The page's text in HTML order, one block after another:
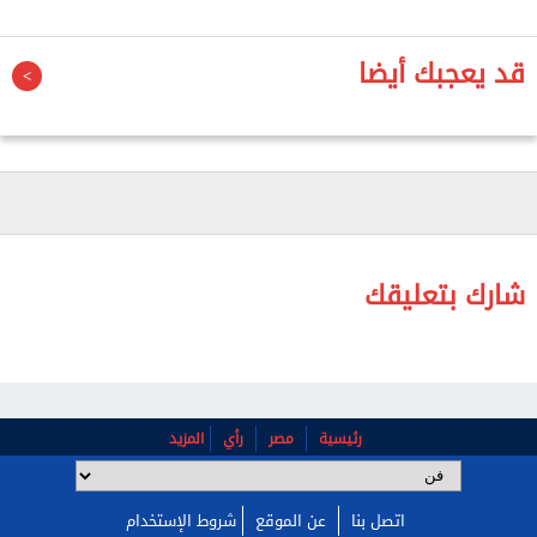
الأغاني التراثية والوطنية التي اشتهرت بتقديمها في
حفلاتها.
قد يعجبك أيضا
شارك بتعليقك
رئيسية مصر رأي المزيد
اتصل بنا عن الموقع شروط الإستخدام